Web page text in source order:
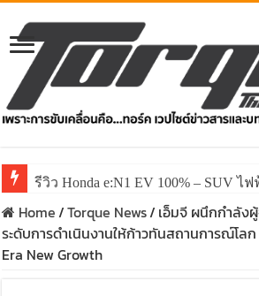
รีวิว Honda e:N1 EV 100% – SUV
รีวิว ลองขับ All New GWM
Home/Torque News/ เอ็มจี ผนึกกำลัง
ระดับการดำเนินงานให้ก้าวทันสถานการณ์โล
Era New Growth